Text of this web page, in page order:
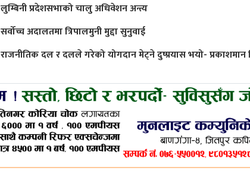
लुम्बिनी प्रदेशसभाको चालु अधिवेशन अन्त्य
सर्वोच्च अदालतमा त्रिपालमुनी मुद्दा सुनुवाई
राजनीतिक दल र दलले गरेको योगदान मेट्ने दुष्प्रयास भयो- प्रकाशमान